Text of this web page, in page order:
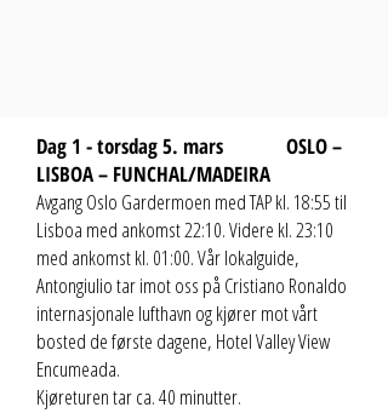
Dag 1 - torsdag 5. mars OSLO –
LISBOA – FUNCHAL/MADEIRA
Avgang Oslo Gardermoen med TAP kl. 18:55 til
Lisboa med ankomst 22:10. Videre kl. 23:10
med ankomst kl. 01:00. Vår lokalguide,
Antongiulio tar imot oss på Cristiano Ronaldo
internasjonale lufthavn og kjører mot vårt
bosted de første dagene, Hotel Valley View
Encumeada.
Kjøreturen tar ca. 40 minutter.